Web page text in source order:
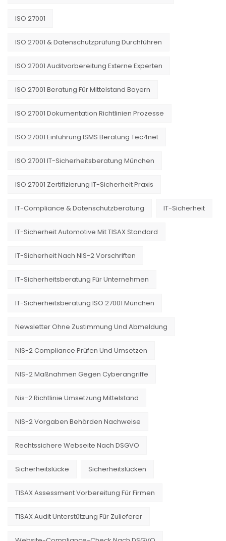
ISO 27001
ISO 27001 & Datenschutzprüfung Durchführen
ISO 27001 Auditvorbereitung Externe Experten
ISO 27001 Beratung Für Mittelstand Bayern
ISO 27001 Dokumentation Richtlinien Prozesse
ISO 27001 Einführung ISMS Beratung Tec4net
ISO 27001 IT-Sicherheitsberatung München
ISO 27001 Zertifizierung IT-Sicherheit Praxis
IT-Compliance & Datenschutzberatung IT-Sicherheit
IT-Sicherheit Automotive Mit TISAX Standard
IT-Sicherheit Nach NIS-2 Vorschriften
IT-Sicherheitsberatung Für Unternehmen
IT-Sicherheitsberatung ISO 27001 München
Newsletter Ohne Zustimmung Und Abmeldung
NIS-2 Compliance Prüfen Und Umsetzen
NIS-2 Maßnahmen Gegen Cyberangriffe
Nis-2 Richtlinie Umsetzung Mittelstand
NIS-2 Vorgaben Behörden Nachweise
Rechtssichere Webseite Nach DSGVO
Sicherheitslücke Sicherheitslücken
TISAX Assessment Vorbereitung Für Firmen
TISAX Audit Unterstützung Für Zulieferer